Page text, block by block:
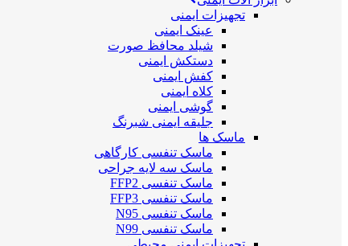
تجهیزات ایمنی
عینک ایمنی
شیلد محافظ صورت
دستکش ایمنی
کفش ایمنی
کلاه ایمنی
گوشی ایمنی
جلیقه ایمنی شبرنگ
ماسک ها
ماسک تنفسی کارگاهی
ماسک سه لایه جراحی
ماسک تنفسی FFP2
ماسک تنفسی FFP3
ماسک تنفسی N95
ماسک تنفسی N99